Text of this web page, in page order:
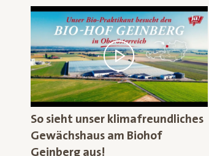
So sieht unser klimafreundliches
Gewächshaus am Biohof
Geinberg aus!